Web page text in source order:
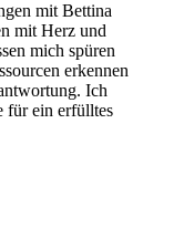
mit Bettina
mit Herz und
mich spüren
erkennen
Ich
für ein erfülltes